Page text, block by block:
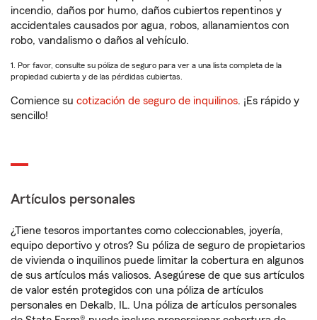
incendio, daños por humo, daños cubiertos repentinos y
accidentales causados por agua, robos, allanamientos con
robo, vandalismo o daños al vehículo.
1. Por favor, consulte su póliza de seguro para ver a una lista completa de la
propiedad cubierta y de las pérdidas cubiertas.
Comience su cotización de seguro de inquilinos. ¡Es rápido y
sencillo!
Artículos personales
¿Tiene tesoros importantes como coleccionables, joyería,
equipo deportivo y otros? Su póliza de seguro de propietarios
de vivienda o inquilinos puede limitar la cobertura en algunos
de sus artículos más valiosos. Asegúrese de que sus artículos
de valor estén protegidos con una póliza de artículos
personales en Dekalb, IL. Una póliza de artículos personales